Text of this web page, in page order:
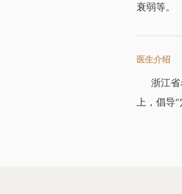
衰弱等。
医生介绍
浙江
上，倡导